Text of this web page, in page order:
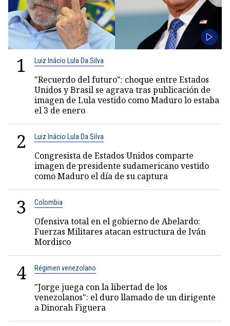
1 Luiz Inácio Lula Da Silva
"Recuerdo del futuro": choque entre Estados
Unidos y Brasil se agrava tras publicación de
imagen de Lula vestido como Maduro lo estaba
el 3 de enero
2 Luiz Inácio Lula Da Silva
Congresista de Estados Unidos comparte
imagen de presidente sudamericano vestido
como Maduro el día de su captura
3 Colombia
Ofensiva total en el gobierno de Abelardo:
Fuerzas Militares atacan estructura de Iván
Mordisco
4 Régimen venezolano
"Jorge juega con la libertad de los
venezolanos": el duro llamado de un dirigente
a Dinorah Figuera